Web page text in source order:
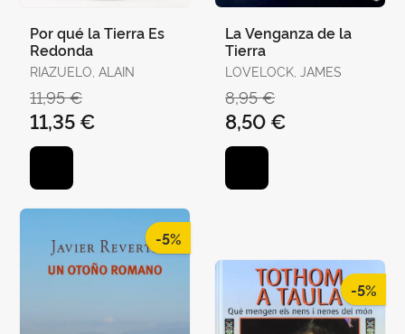
Por qué la Tierra Es
Redonda
RIAZUELO, ALAIN
11,95 €
11,35 €
La Venganza de la
Tierra
LOVELOCK, JAMES
8,95 €
8,50 €
-5%
-5%